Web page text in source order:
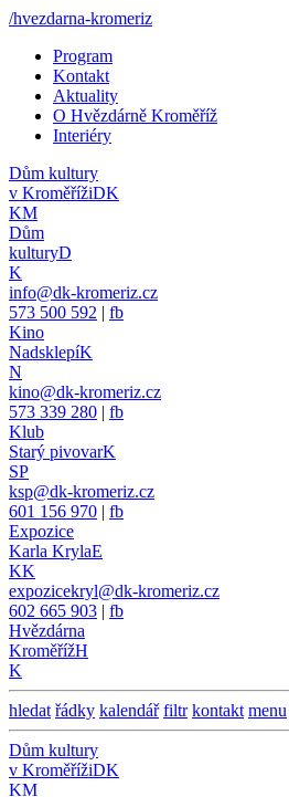
/hvezdarna-kromeriz
Program
Kontakt
Aktuality
O Hvězdárně Kroměříž
Interiéry
Dům kultury
v KroměřížiDK
KM
Dům
kulturyD
K
info@dk-kromeriz.cz
573 500 592 | fb
Kino
NadsklepíK
N
kino@dk-kromeriz.cz
573 339 280 | fb
Klub
Starý pivovarK
SP
ksp@dk-kromeriz.cz
601 156 970 | fb
Expozice
Karla KrylaE
KK
expozicekryl@dk-kromeriz.cz
602 665 903 | fb
Hvězdárna
KroměřížH
K
hledat řádky kalendář filtr kontakt menu
Dům kultury
v KroměřížiDK
KM